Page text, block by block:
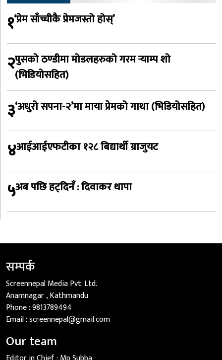
१‘प्रेम साँच्चीकै प्रेमजस्तो होस्’
२पुसको ठण्डीमा मोडलहरुको गरम र्‍याम्प शो
(भिडियोसहित)
३‘अधुरो सपना-२’मा माया प्रेमको गाथा (भिडियोसहित)
४आईआईएफटीका १२८ बिद्यार्थी ग्राजुयट
५अब पछि हट्दिनँ : दिवाकर थापा
सम्पर्क
Screennepal Media Pvt. Ltd.
Anamnagar , Kathmandu
Phone :9813789494
Email :screennepal@gmail.com
Our team